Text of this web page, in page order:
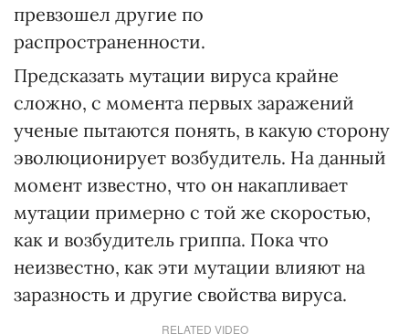
превзошел другие по
распространенности.
Предсказать мутации вируса крайне
сложно, с момента первых заражений
ученые пытаются понять, в какую сторону
эволюционирует возбудитель. На данный
момент известно, что он накапливает
мутации примерно с той же скоростью,
как и возбудитель гриппа. Пока что
неизвестно, как эти мутации влияют на
заразность и другие свойства вируса.
RELATED VIDEO